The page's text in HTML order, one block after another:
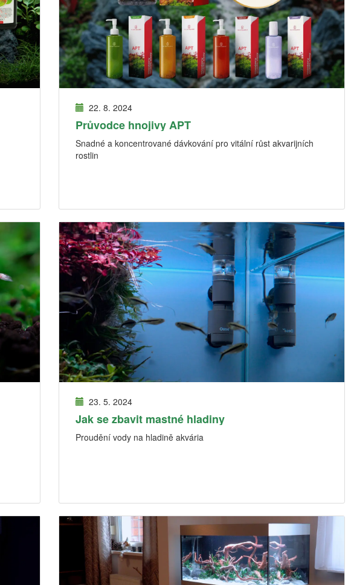
22. 8. 2024
Průvodce hnojivy APT
Snadné a koncentrované dávkování pro vitální růst akvarijních
rostlin
23. 5. 2024
Jak se zbavit mastné hladiny
Proudění vody na hladině akvária